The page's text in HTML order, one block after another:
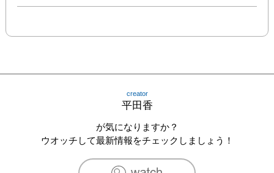
creator
平田香
が気になりますか？
ウオッチして最新情報をチェックしましょう！